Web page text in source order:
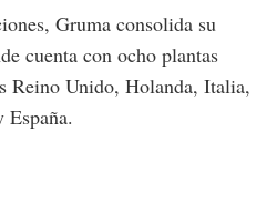
Gruma consolida su
cuenta con ocho plantas
Reino Unido, Holanda, Italia,